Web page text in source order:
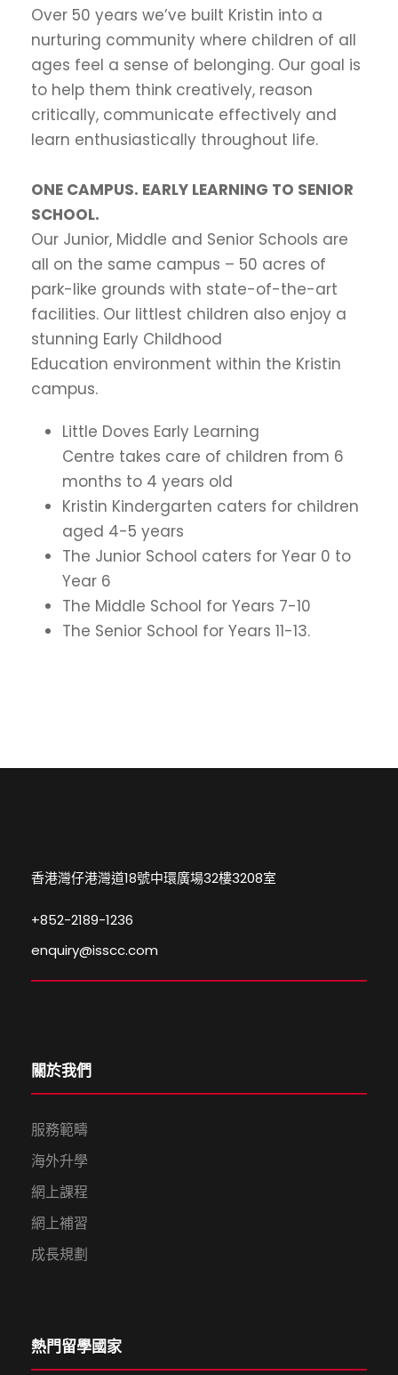
Over 50 years we’ve built Kristin into a
nurturing community where children of all
ages feel a sense of belonging. Our goal is
to help them think creatively, reason
critically, communicate effectively and
learn enthusiastically throughout life.
ONE CAMPUS. EARLY LEARNING TO SENIOR
SCHOOL.
Our Junior, Middle and Senior Schools are
all on the same campus – 50 acres of
park-like grounds with state-of-the-art
facilities. Our littlest children also enjoy a
stunning Early Childhood
Education environment within the Kristin
campus.
Little Doves Early Learning
Centre takes care of children from 6
months to 4 years old
Kristin Kindergarten caters for children
aged 4-5 years
The Junior School caters for Year 0 to
Year 6
The Middle School for Years 7-10
The Senior School for Years 11-13.
香港灣仔港灣道18號中環廣場32樓3208室
+852-2189-1236
enquiry@isscc.com
關於我們
服務範疇
海外升學
網上課程
網上補習
成長規劃
熱門留學國家